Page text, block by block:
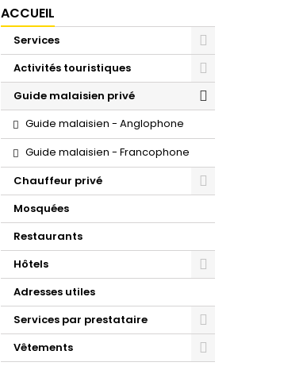
ACCUEIL
Services
Activités touristiques
Guide malaisien privé
Guide malaisien - Anglophone
Guide malaisien - Francophone
Chauffeur privé
Mosquées
Restaurants
Hôtels
Adresses utiles
Services par prestataire
Vêtements